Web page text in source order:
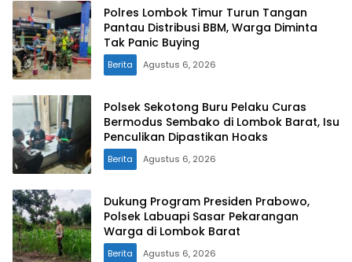
Polres Lombok Timur Turun Tangan
Pantau Distribusi BBM, Warga Diminta
Tak Panic Buying
Berita Agustus 6, 2026
Polsek Sekotong Buru Pelaku Curas
Bermodus Sembako di Lombok Barat, Isu
Penculikan Dipastikan Hoaks
Berita Agustus 6, 2026
Dukung Program Presiden Prabowo,
Polsek Labuapi Sasar Pekarangan
Warga di Lombok Barat
Berita Agustus 6, 2026